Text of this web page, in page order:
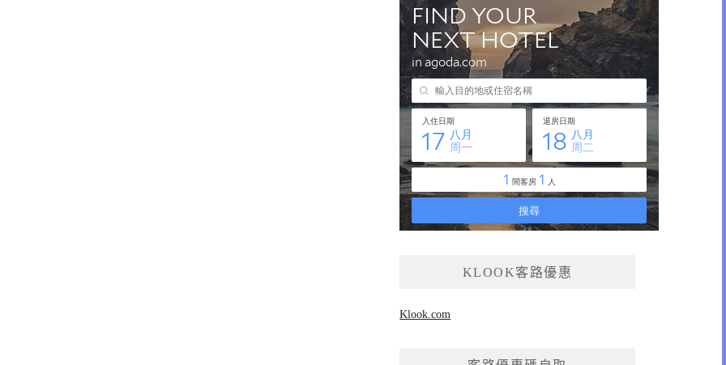
KLOOK客路優惠
Klook.com